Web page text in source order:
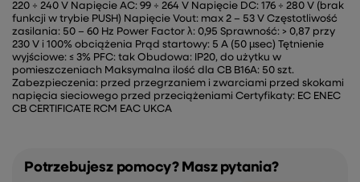
220 ÷ 240 V Napięcie AC: 99 ÷ 264 V Napięcie DC: 176 ÷ 280 V (brak
funkcji w trybie PUSH) Napięcie Vout: max 2 – 53 V Częstotliwość
zasilania: 50 – 60 Hz Power Factor λ: 0,95 Sprawność: > 0,87 przy
230 V i 100% obciążenia Prąd startowy: 5 A (50 µsec) Tętnienie
wyjściowe: ≤ 3% PFC: tak Obudowa: IP20, do użytku w
pomieszczeniach Maksymalna ilość dla CB B16A: 50 szt.
Zabezpieczenia: przed przegrzaniem i zwarciami przed skokami
napięcia sieciowego przed przeciążeniami Certyfikaty: EC ENEC
CB CERTIFICATE RCM EAC UKCA
Potrzebujesz pomocy? Masz pytania?